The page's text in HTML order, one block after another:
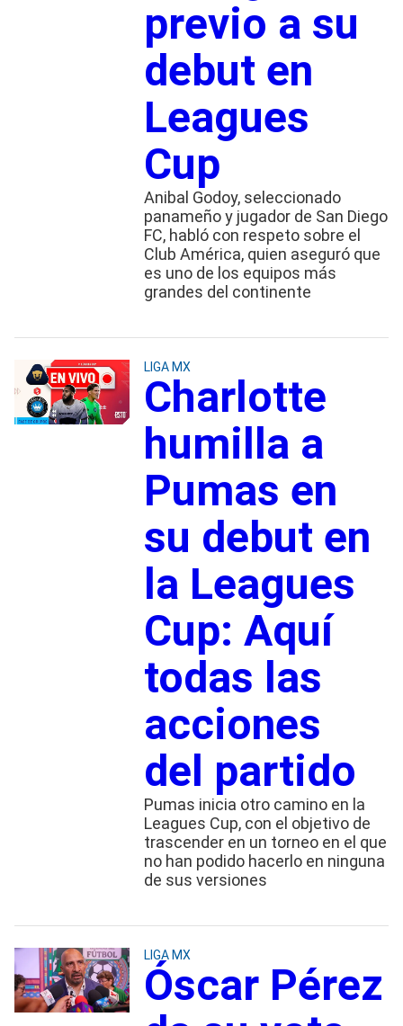
previo a su
debut en
Leagues
Cup
Anibal Godoy, seleccionado
panameño y jugador de San Diego
FC, habló con respeto sobre el
Club América, quien aseguró que
es uno de los equipos más
grandes del continente
LIGA MX
Charlotte
humilla a
Pumas en
su debut en
la Leagues
Cup: Aquí
todas las
acciones
del partido
Pumas inicia otro camino en la
Leagues Cup, con el objetivo de
trascender en un torneo en el que
no han podido hacerlo en ninguna
de sus versiones
LIGA MX
Óscar Pérez